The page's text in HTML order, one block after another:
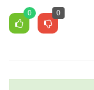
0 0